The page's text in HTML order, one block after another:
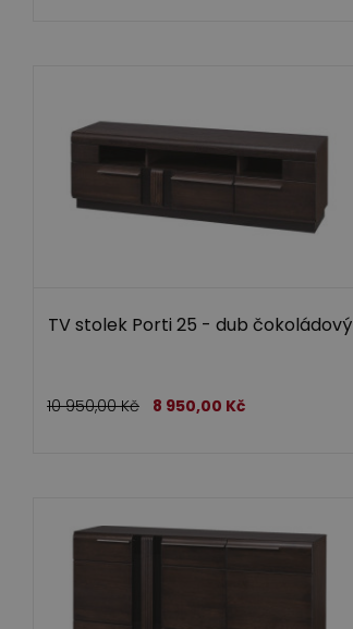
TV stolek Porti 25 - dub čokoládový
10 950,00Kč 8 950,00 Kč